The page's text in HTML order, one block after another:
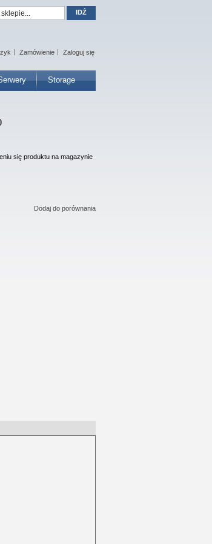
Storage
Zamówienie Zaloguj się
IDŹ
się produktu na magazynie
Dodaj do porównania